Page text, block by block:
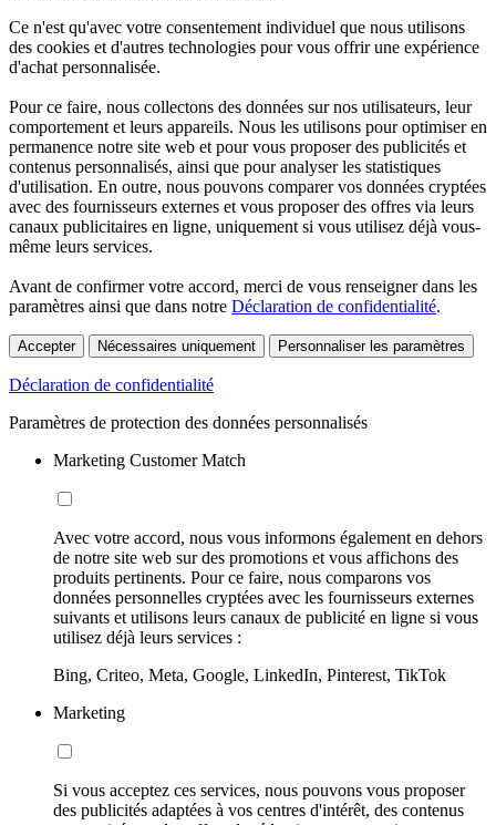
Ce n'est qu'avec votre consentement individuel que nous utilisons
des cookies et d'autres technologies pour vous offrir une expérience
d'achat personnalisée.
Pour ce faire, nous collectons des données sur nos utilisateurs, leur
comportement et leurs appareils. Nous les utilisons pour optimiser en
permanence notre site web et pour vous proposer des publicités et
contenus personnalisés, ainsi que pour analyser les statistiques
d'utilisation. En outre, nous pouvons comparer vos données cryptées
avec des fournisseurs externes et vous proposer des offres via leurs
canaux publicitaires en ligne, uniquement si vous utilisez déjà vous-
même leurs services.
Avant de confirmer votre accord, merci de vous renseigner dans les
paramètres ainsi que dans notre Déclaration de confidentialité.
Accepter Nécessaires uniquement Personnaliser les paramètres
Déclaration de confidentialité
Paramètres de protection des données personnalisés
Marketing Customer Match
Avec votre accord, nous vous informons également en dehors
de notre site web sur des promotions et vous affichons des
produits pertinents. Pour ce faire, nous comparons vos
données personnelles cryptées avec les fournisseurs externes
suivants et utilisons leurs canaux de publicité en ligne si vous
utilisez déjà leurs services :
Bing, Criteo, Meta, Google, LinkedIn, Pinterest, TikTok
Marketing
Si vous acceptez ces services, nous pouvons vous proposer
des publicités adaptées à vos centres d'intérêt, des contenus